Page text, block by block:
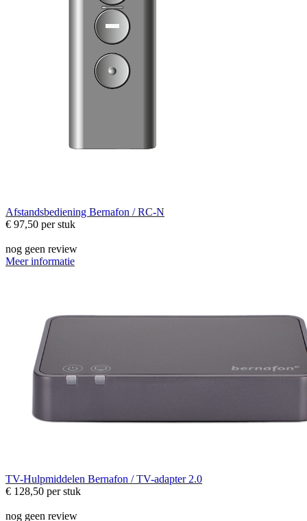
Afstandsbediening Bernafon / RC-N
€ 97,50 per stuk
nog geen review
Meer informatie
TV-Hulpmiddelen Bernafon / TV-adapter 2.0
€ 128,50 per stuk
nog geen review